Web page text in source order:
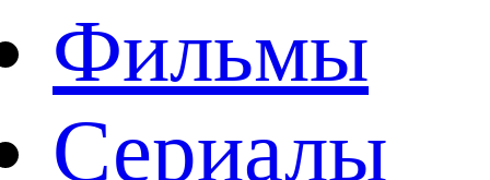
Фильмы
Сериалы